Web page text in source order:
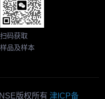
扫码获取
样品及样本
版权所有 津ICP备